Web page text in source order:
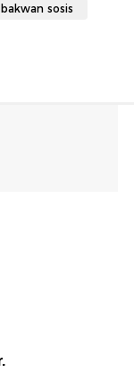
bakwan sosis